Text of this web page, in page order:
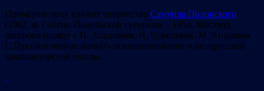
Примером тому служит творчество Самуила Полонского
(1902, м. Гайсин Подольской губернии – 1955, Москва),
которого наряду с Н. Аладовым, Н. Чуркиным, М. Анцевым,
Г. Пукстом можно назвать основоположником белорусской
композиторской школы.